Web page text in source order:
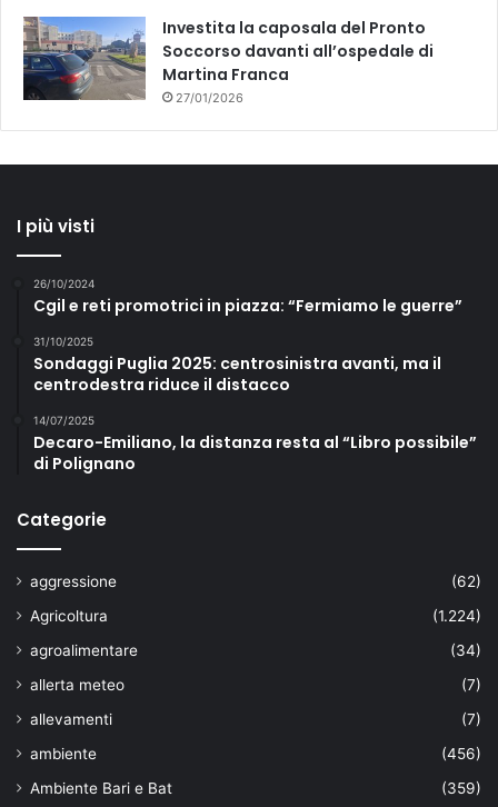
Investita la caposala del Pronto
Soccorso davanti all’ospedale di
Martina Franca
27/01/2026
I più visti
26/10/2024
Cgil e reti promotrici in piazza: “Fermiamo le guerre”
31/10/2025
Sondaggi Puglia 2025: centrosinistra avanti, ma il
centrodestra riduce il distacco
14/07/2025
Decaro-Emiliano, la distanza resta al “Libro possibile”
di Polignano
Categorie
aggressione
(62)
Agricoltura
(1.224)
agroalimentare
(34)
allerta meteo
(7)
allevamenti
(7)
ambiente
(456)
Ambiente Bari e Bat
(359)